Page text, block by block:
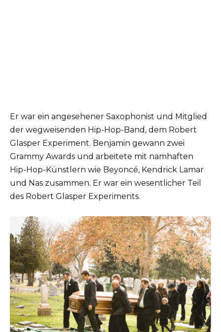
Er war ein angesehener Saxophonist und Mitglied
der wegweisenden Hip-Hop-Band, dem Robert
Glasper Experiment. Benjamin gewann zwei
Grammy Awards und arbeitete mit namhaften
Hip-Hop-Künstlern wie Beyoncé, Kendrick Lamar
und Nas zusammen. Er war ein wesentlicher Teil
des Robert Glasper Experiments.